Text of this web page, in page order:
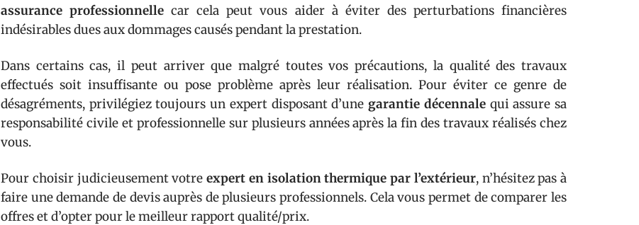
assurance professionnelle car cela peut vous aider à éviter des perturbations financières
indésirables dues aux dommages causés pendant la prestation.
Dans certains cas, il peut arriver que malgré toutes vos précautions, la qualité des travaux
effectués soit insuffisante ou pose problème après leur réalisation. Pour éviter ce genre de
désagréments, privilégiez toujours un expert disposant d’unegarantie décennalequi assure sa
responsabilité civile et professionnelle sur plusieurs années après la fin des travaux réalisés chez
vous.
Pour choisir judicieusement votre expert en isolation thermique par l’extérieur, n’hésitez pas à
faire une demande de devis auprès de plusieurs professionnels. Cela vous permet de comparer les
offres et d’opter pour le meilleur rapport qualité/prix.